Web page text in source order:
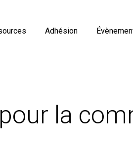
Adhésion
la